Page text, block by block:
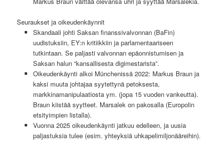
Seuraukset ja oikeudenkäynnit
Skandaali johti Saksan finanssivalvonnan (BaFin)
uudistuksiin, EY:n kritiikkiin ja parlamentaariseen
tutkintaan. Se paljasti valvonnan epäonnistumisen ja
Saksan halun “kansallisesta digimestarista”.
Oikeudenkäynti alkoi Münchenissä 2022: Markus Braun ja
kaksi muuta johtajaa syytettynä petoksesta,
markkinamanipulaatiosta ym. (jopa 15 vuoden vankeutta).
Braun kiistää syytteet. Marsalek on pakosalla (Europolin
etsityimpien listalla).
Vuonna 2025 oikeudenkäynti jatkuu edelleen, ja uusia
paljastuksia tulee (esim. yhteyksiä uhkapelimiljonääreihin).